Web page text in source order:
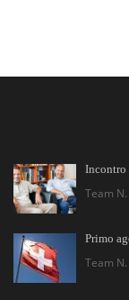
Incontro
Team
Primo
Team